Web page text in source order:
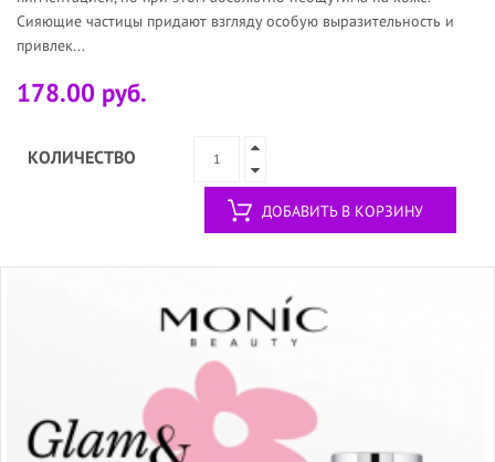
Сияющие частицы придают взгляду особую выразительность и
привлек...
178.00 руб.
КОЛИЧЕСТВО
ДОБАВИТЬ В КОРЗИНУ